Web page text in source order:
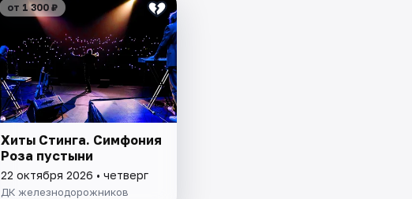
от 1 300 ₽
Хиты Стинга. Симфония
Роза пустыни
22 октября 2026 • четверг
ДК железнодорожников